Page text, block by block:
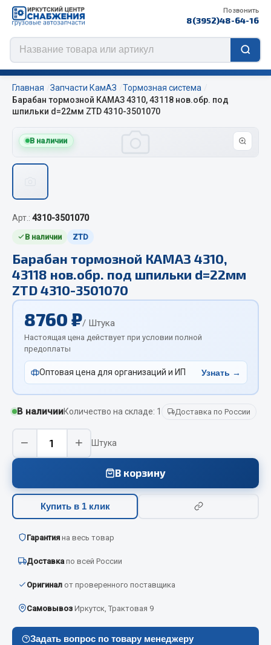
Позвонить
8(3952)48-64-16
ЦЕПИ РОССИЯ
Изготовление цепей на колеса BOHU
QITONG
Весь раздел
Отопители салона, подогреватели
Жидкостные подогреватели
Отопители салона
Подогреватели тосола
Весь раздел
Аптечки и знаки автомобильные
Брызговики
Вентиляторы кабины
Смазочные материалы
Главная Запчасти КамАЗ
Тормозная система
Барабан тормозной КАМАЗ 4310, 43118 нов.обр. под
шпильки d=22мм ZTD 4310-3501070
В наличии
Арт.: 4310-3501070
В наличии ZTD
Барабан тормозной КАМАЗ 4310,
43118 нов.обр. под шпильки d=22мм
ZTD 4310-3501070
8760 ₽/ Штука
Настоящая цена действует при условии полной
предоплаты
Оптовая цена для организаций и ИП Узнать →
В наличииКоличество на складе: 1 Доставка по России
− + Штука
В корзину
Купить в 1 клик
Гарантия на весь товар
Доставка по всей России
Оригинал от проверенного поставщика
Самовывоз Иркутск, Трактовая 9
Задать вопрос по товару менеджеру